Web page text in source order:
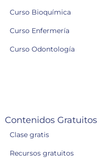
Curso Bioquímica
Curso Enfermería
Curso Odontología
Contenidos Gratuitos
Clase gratis
Recursos gratuitos